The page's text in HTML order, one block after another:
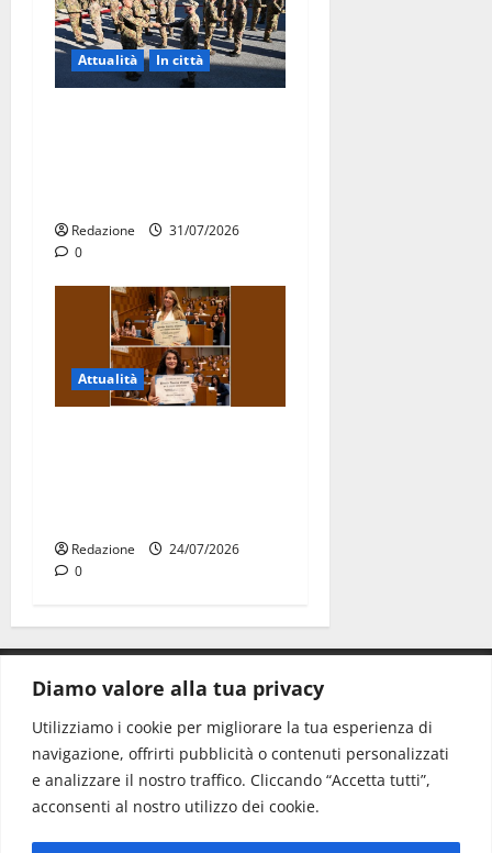
Diamo valore alla tua privacy
Utilizziamo i cookie per migliorare la tua esperienza di
navigazione, offrirti pubblicità o contenuti personalizzati
e analizzare il nostro traffico. Cliccando “Accetta tutti”,
acconsenti al nostro utilizzo dei cookie.
Attualità In città
Redazione
31/07/2026
0
Attualità
Redazione
24/07/2026
0
CONTATTI.
Redazione: redazione@www.martinasera.it
Direttore:direttore@www.martinasera.it
Info & Commerciale:info@www.martinasera.it